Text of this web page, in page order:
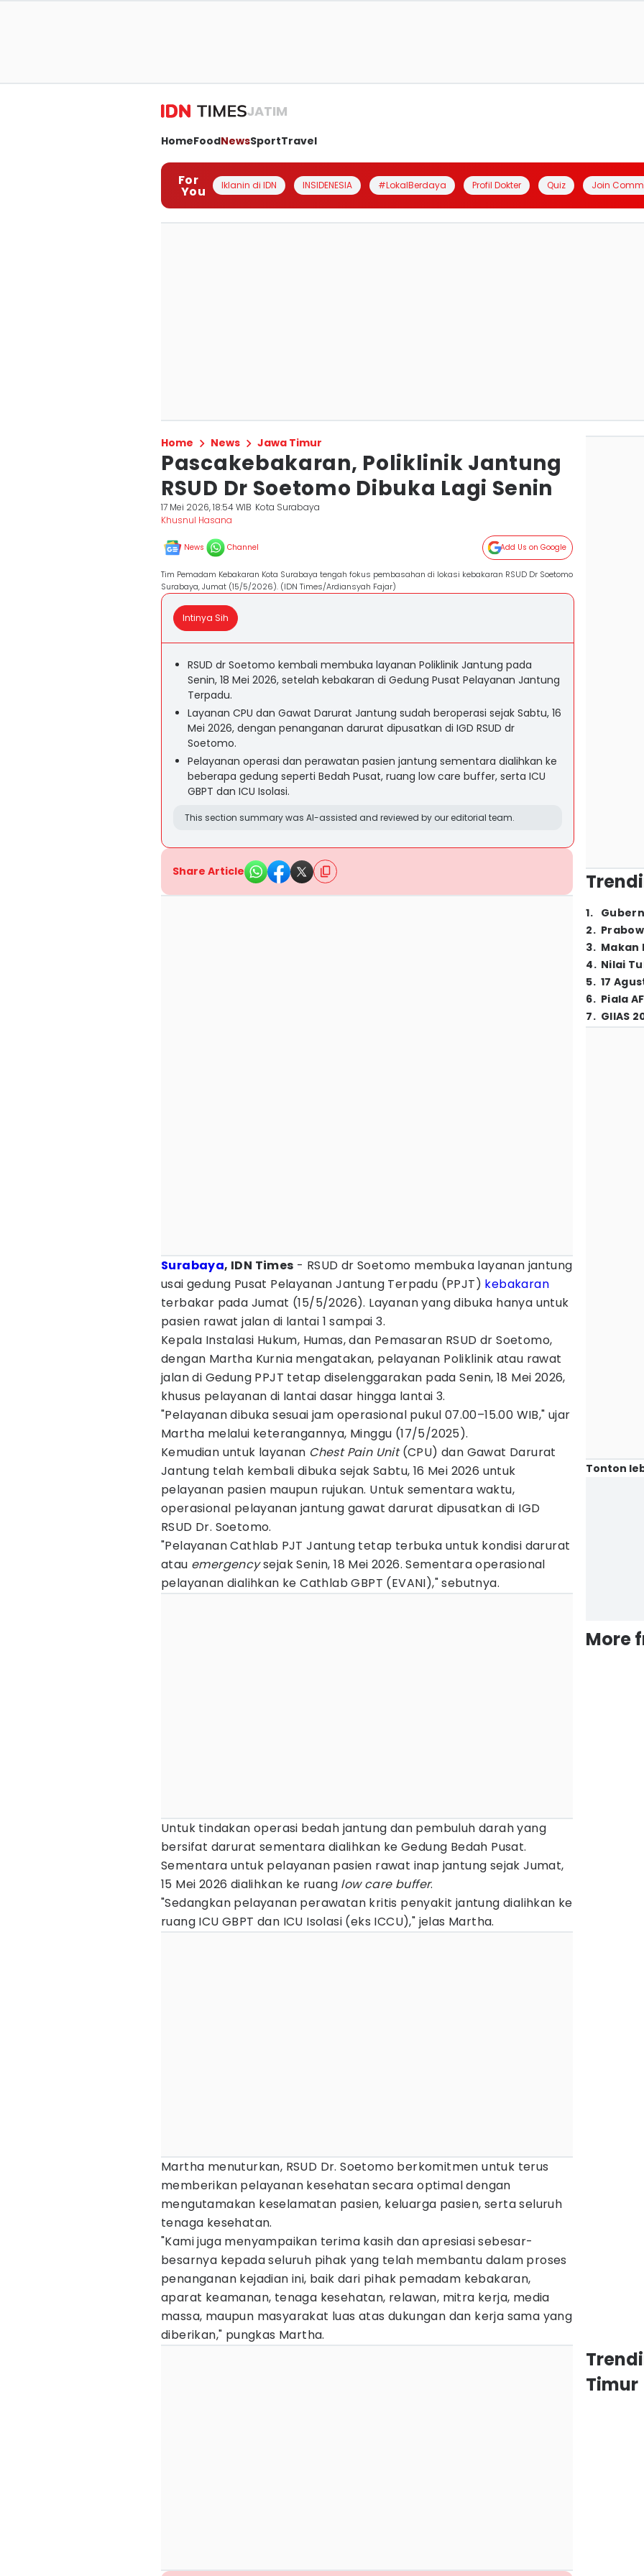
JATIM
HomeFoodNewsSportTravel
For
You Iklanin di IDN INSIDENESIA #LokalBerdaya Profil Dokter Quiz Join
Home News Jawa Timur
Pascakebakaran, Poliklinik Jantung
RSUD Dr Soetomo Dibuka Lagi Senin
17 Mei 2026, 18:54 WIB Kota Surabaya
Khusnul Hasana
News Channel Add Us on Google
Tim Pemadam Kebakaran Kota Surabaya tengah fokus pembasahan di lokasi kebakaran RSUD Dr Soetomo
Surabaya, Jumat (15/5/2026). (IDN Times/Ardiansyah Fajar)
Intinya Sih
RSUD dr Soetomo kembali membuka layanan Poliklinik Jantung pada
Senin, 18 Mei 2026, setelah kebakaran di Gedung Pusat Pelayanan Jantung
Terpadu.
Layanan CPU dan Gawat Darurat Jantung sudah beroperasi sejak Sabtu, 16
Mei 2026, dengan penanganan darurat dipusatkan di IGD RSUD dr
Soetomo.
Pelayanan operasi dan perawatan pasien jantung sementara dialihkan ke
beberapa gedung seperti Bedah Pusat, ruang low care buffer, serta ICU
GBPT dan ICU Isolasi.
This section summary was AI-assisted and reviewed by our editorial team.
Share Article
Surabaya, IDN Times - RSUD dr Soetomo membuka layanan jantung
usai gedung Pusat Pelayanan Jantung Terpadu (PPJT) kebakaran
terbakar pada Jumat (15/5/2026). Layanan yang dibuka hanya untuk
pasien rawat jalan di lantai 1 sampai 3.
Kepala Instalasi Hukum, Humas, dan Pemasaran RSUD dr Soetomo,
dengan Martha Kurnia mengatakan, pelayanan Poliklinik atau rawat
jalan di Gedung PPJT tetap diselenggarakan pada Senin, 18 Mei 2026,
khusus pelayanan di lantai dasar hingga lantai 3.
"Pelayanan dibuka sesuai jam operasional pukul 07.00–15.00 WIB," ujar
Martha melalui keterangannya, Minggu (17/5/2025).
Kemudian untuk layanan Chest Pain Unit(CPU) dan Gawat Darurat
Jantung telah kembali dibuka sejak Sabtu, 16 Mei 2026 untuk
pelayanan pasien maupun rujukan. Untuk sementara waktu,
operasional pelayanan jantung gawat darurat dipusatkan di IGD
RSUD Dr. Soetomo.
"Pelayanan Cathlab PJT Jantung tetap terbuka untuk kondisi darurat
atau emergencysejak Senin, 18 Mei 2026. Sementara operasional
pelayanan dialihkan ke Cathlab GBPT (EVANI)," sebutnya.
Untuk tindakan operasi bedah jantung dan pembuluh darah yang
bersifat darurat sementara dialihkan ke Gedung Bedah Pusat.
Sementara untuk pelayanan pasien rawat inap jantung sejak Jumat,
15 Mei 2026 dialihkan ke ruang low care buffer.
"Sedangkan pelayanan perawatan kritis penyakit jantung dialihkan ke
ruang ICU GBPT dan ICU Isolasi (eks ICCU)," jelas Martha.
Martha menuturkan, RSUD Dr. Soetomo berkomitmen untuk terus
memberikan pelayanan kesehatan secara optimal dengan
mengutamakan keselamatan pasien, keluarga pasien, serta seluruh
tenaga kesehatan.
"Kami juga menyampaikan terima kasih dan apresiasi sebesar-
besarnya kepada seluruh pihak yang telah membantu dalam proses
penanganan kejadian ini, baik dari pihak pemadam kebakaran,
aparat keamanan, tenaga kesehatan, relawan, mitra kerja, media
massa, maupun masyarakat luas atas dukungan dan kerja sama yang
diberikan," pungkas Martha.
1.
2.
3. Makan
4. Nilai
5. 17
6. Piala
7. GIIAS
Tonton
More
Timur